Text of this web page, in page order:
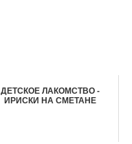
ДЕТСКОЕ ЛАКОМСТВО -
ИРИСКИ НА СМЕТАНЕ